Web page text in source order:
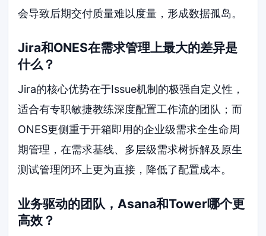
会导致后期交付质量难以度量，形成数据孤岛。
Jira和ONES在需求管理上最大的差异是
什么？
Jira的核心优势在于Issue机制的极强自定义性，
适合有专职敏捷教练深度配置工作流的团队；而
ONES更侧重于开箱即用的企业级需求全生命周
期管理，在需求基线、多层级需求树拆解及原生
测试管理闭环上更为直接，降低了配置成本。
业务驱动的团队，Asana和Tower哪个更
高效？